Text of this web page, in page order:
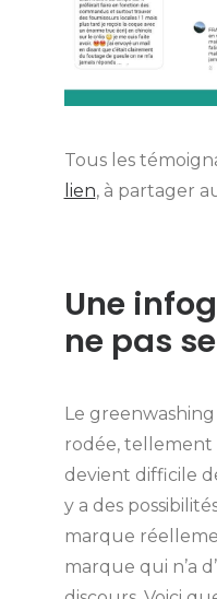
Tous les
lien, à partager
Une
ne pas
Le
rodée, tellement
devient difficile
y a des
marque
marque qui n’a